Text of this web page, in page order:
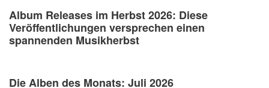
Album Releases im Herbst 2026: Diese
Veröffentlichungen versprechen einen
spannenden Musikherbst
Die Alben des Monats: Juli 2026